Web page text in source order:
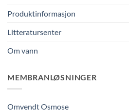
Produktinformasjon
Litteratursenter
Om vann
MEMBRANLØSNINGER
Omvendt Osmose